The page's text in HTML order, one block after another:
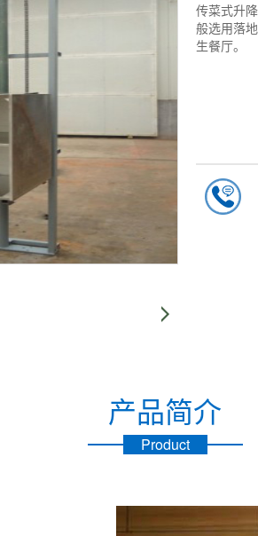
传菜式升
般选用落
生餐厅。
产品简介
Product